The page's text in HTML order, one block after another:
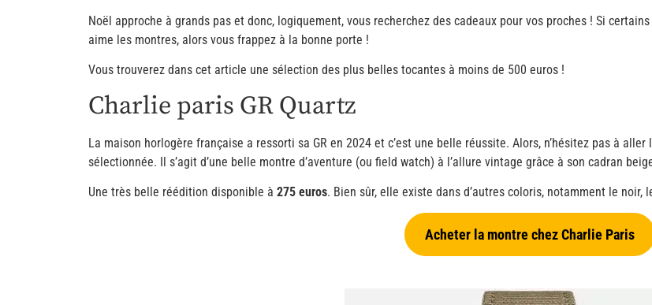
Noël approche à grands pas et donc, logiquement, vous recherchez des cadeaux pour vos proches ! Si
aime les montres, alors vous frappez à la bonne porte !
Vous trouverez dans cet article une sélection des plus belles tocantes à moins de 500 euros !
Charlie paris GR Quartz
La maison horlogère française a ressorti sa GR en 2024 et c’est une belle réussite. Alors, n’hésitez pas à
sélectionnée. Il s’agit d’une belle montre d’aventure (ou field watch) à l’allure vintage grâce à son cadran
Une très belle réédition disponible à 275 euros. Bien sûr, elle existe dans d’autres coloris, notamment le noir,
Acheter la montre chez Charlie Paris